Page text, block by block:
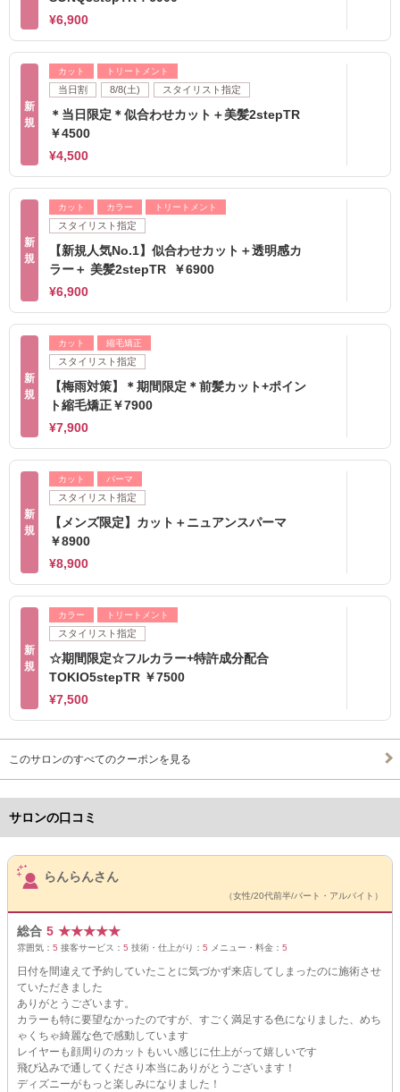
¥6,900
新
規
カット トリートメント
当日割 8/8(土) スタイリスト指定
＊当日限定＊似合わせカット＋美髪2stepTR
￥4500
¥4,500
新
規
カット カラー トリートメント
スタイリスト指定
【新規人気No.1】似合わせカット＋透明感カ
ラー＋ 美髪2stepTR ￥6900
¥6,900
新
規
カット 縮毛矯正
スタイリスト指定
【梅雨対策】＊期間限定＊前髪カット+ポイン
ト縮毛矯正￥7900
¥7,900
新
規
カット パーマ
スタイリスト指定
【メンズ限定】カット＋ニュアンスパーマ
￥8900
¥8,900
新
規
カラー トリートメント
スタイリスト指定
☆期間限定☆フルカラー+特許成分配合
TOKIO5stepTR ￥7500
¥7,500
このサロンのすべてのクーポンを見る
サロンの口コミ
サロンPick Up
らんらんさん
（女性/20代前半/パート・アルバイト）
総合 5 ★★★★★
雰囲気： 5 接客サービス： 5 技術・仕上がり： 5 メニュー・料金： 5
日付を間違えて予約していたことに気づかず来店してしまったのに施術させ
ていただきました
ありがとうございます。
カラーも特に要望なかったのですが、すごく満足する色になりました、めち
ゃくちゃ綺麗な色で感動しています
レイヤーも顔周りのカットもいい感じに仕上がって嬉しいです
飛び込みで通してくださり本当にありがとうございます！
ディズニーがもっと楽しみになりました！